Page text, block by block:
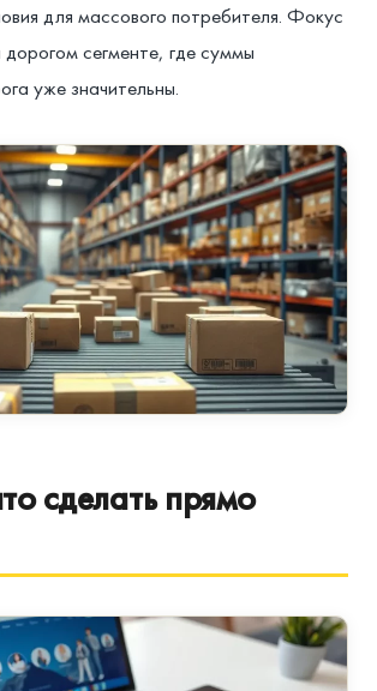
для массового потребителя. Фокус
сегменте, где суммы
уже значительны.
сделать прямо